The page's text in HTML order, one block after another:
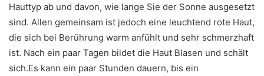
Hauttyp ab und davon, wie lange Sie der Sonne ausgesetzt
sind. Allen gemeinsam ist jedoch eine leuchtend rote Haut,
die sich bei Berührung warm anfühlt und sehr schmerzhaft
ist. Nach ein paar Tagen bildet die Haut Blasen und schält
sich.Es kann ein paar Stunden dauern, bis ein